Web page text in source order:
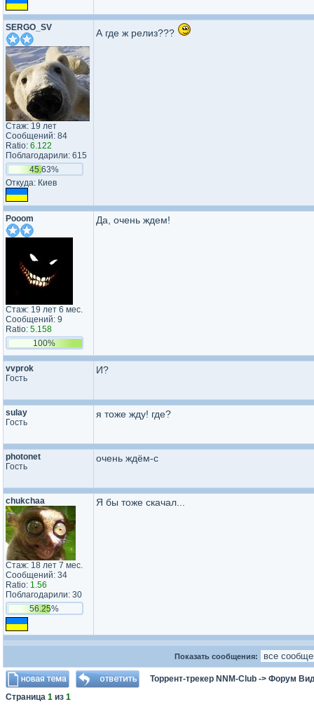
SERGO_SV
Стаж: 19 лет
Сообщений: 84
Ratio: 6.122
Поблагодарили: 615
45.63%
Откуда: Киев
А где ж релиз???
Pooom
Стаж: 19 лет 6 мес.
Сообщений: 9
Ratio: 5.158
100%
Да, очень ждем!
vvprok
Гость
И?
sulay
Гость
я тоже жду! где?
photonet
Гость
очень ждём-с
chukchaa
Стаж: 18 лет 7 мес.
Сообщений: 34
Ratio: 1.56
Поблагодарили: 30
56.25%
Я бы тоже скачал...
Показать сообщения:
Торрент-трекер NNM-Club -> Форум
Страница 1 из 1